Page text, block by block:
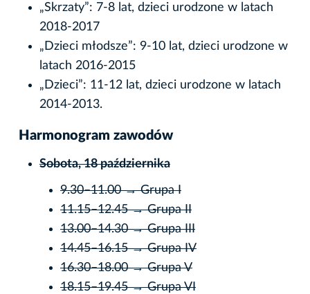
„Skrzaty”: 7-8 lat, dzieci urodzone w latach
2018-2017
„Dzieci młodsze”: 9-10 lat, dzieci urodzone w
latach 2016-2015
„Dzieci”: 11-12 lat, dzieci urodzone w latach
2014-2013.
Harmonogram zawodów
Sobota, 18 października
9.30–11.00 → Grupa I
11.15–12.45 → Grupa II
13.00–14.30 → Grupa III
14.45–16.15 → Grupa IV
16.30–18.00 → Grupa V
18.15–19.45 → Grupa VI